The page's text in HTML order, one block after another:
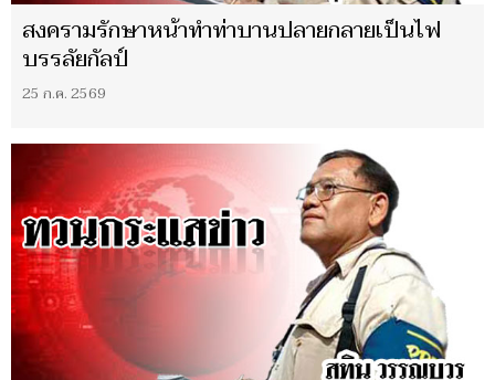
สงครามรักษาหน้าทำท่าบานปลายกลายเป็นไฟ
บรรลัยกัลป์
25 ก.ค. 2569